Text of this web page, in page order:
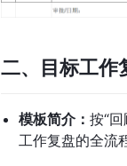
二、目标工作
模板简介： 按“
工作复盘的全流